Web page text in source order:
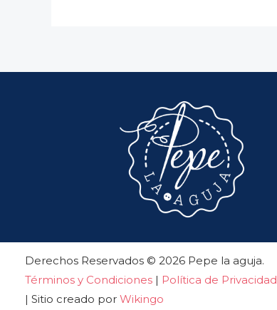
Derechos Reservados © 2026 Pepe la aguja.
Términos y Condiciones | Política de Privacidad
| Sitio creado por Wikingo